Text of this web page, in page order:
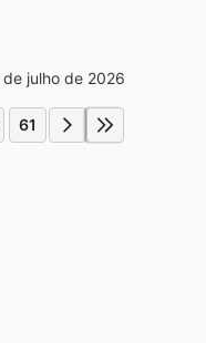
julho de 2026
61